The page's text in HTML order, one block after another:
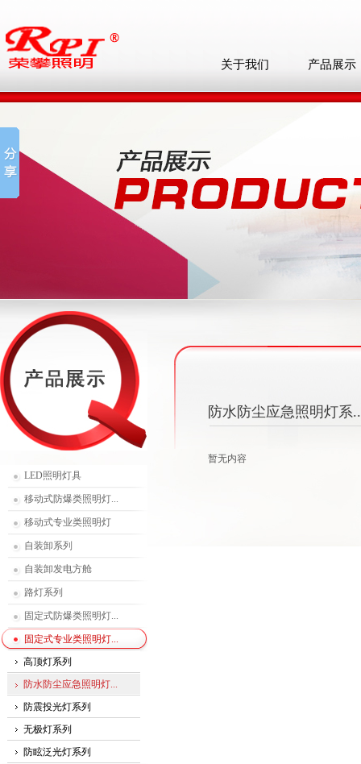
关于我们 产品展示
LED照明灯具
移动式防爆类照明灯...
移动式专业类照明灯
自装卸系列
自装卸发电方舱
路灯系列
固定式防爆类照明灯...
固定式专业类照明灯...
高顶灯系列
防水防尘应急照明灯...
防震投光灯系列
无极灯系列
防眩泛光灯系列
防水防尘应急照明灯系
暂无内容